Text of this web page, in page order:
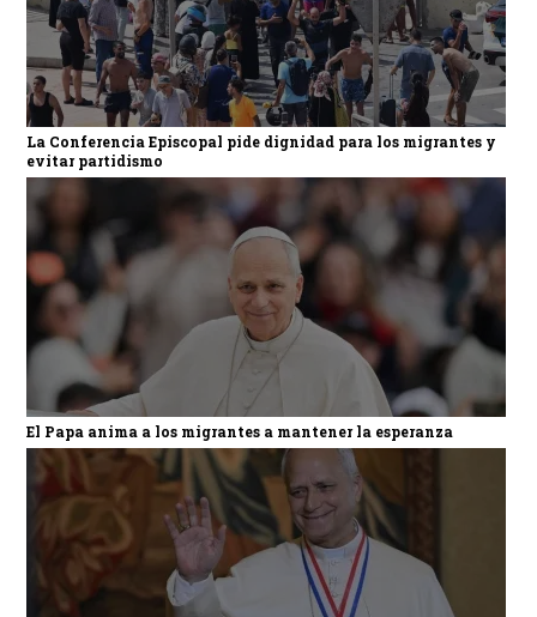
La Conferencia Episcopal pide dignidad para los migrantes y
evitar partidismo
El Papa anima a los migrantes a mantener la esperanza